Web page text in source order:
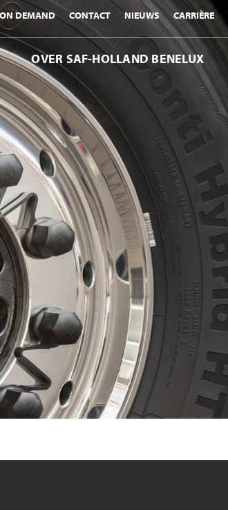
DEMAND CONTACT NIEUWS CARRIÈRE
OVER SAF-HOLLAND BENELUX